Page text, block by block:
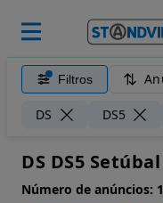
Filtros
DS DS5
DS DS5
Número de anúncios: 1